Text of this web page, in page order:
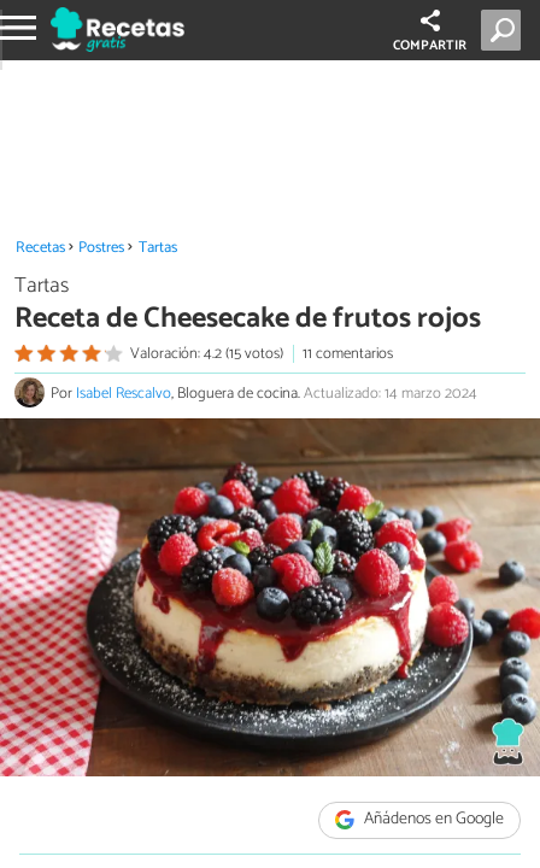
COMPARTIR
Recetas Postres Tartas
Tartas
Receta de Cheesecake de frutos rojos
Valoración: 4.2 (15 votos)
11 comentarios
PorIsabel Rescalvo, Bloguera de cocina.Actualizado: 14 marzo 2024
Añádenos en Google